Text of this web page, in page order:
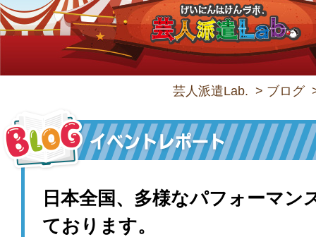
芸人派遣Lab. > ブログ
日本全国、多様なパフォーマン
ております。